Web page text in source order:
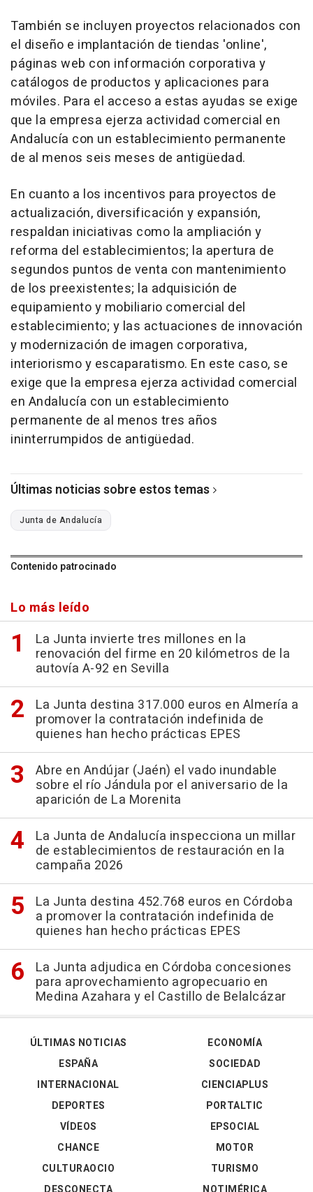
También se incluyen proyectos relacionados con
el diseño e implantación de tiendas 'online',
páginas web con información corporativa y
catálogos de productos y aplicaciones para
móviles. Para el acceso a estas ayudas se exige
que la empresa ejerza actividad comercial en
Andalucía con un establecimiento permanente
de al menos seis meses de antigüedad.
En cuanto a los incentivos para proyectos de
actualización, diversificación y expansión,
respaldan iniciativas como la ampliación y
reforma del establecimientos; la apertura de
segundos puntos de venta con mantenimiento
de los preexistentes; la adquisición de
equipamiento y mobiliario comercial del
establecimiento; y las actuaciones de innovación
y modernización de imagen corporativa,
interiorismo y escaparatismo. En este caso, se
exige que la empresa ejerza actividad comercial
en Andalucía con un establecimiento
permanente de al menos tres años
ininterrumpidos de antigüedad.
Últimas noticias sobre estos temas
Junta de Andalucía
Contenido patrocinado
Lo más leído
La Junta invierte tres millones en la
renovación del firme en 20 kilómetros de la
autovía A-92 en Sevilla
La Junta destina 317.000 euros en Almería a
promover la contratación indefinida de
quienes han hecho prácticas EPES
Abre en Andújar (Jaén) el vado inundable
sobre el río Jándula por el aniversario de la
aparición de La Morenita
La Junta de Andalucía inspecciona un millar
de establecimientos de restauración en la
campaña 2026
La Junta destina 452.768 euros en Córdoba
a promover la contratación indefinida de
quienes han hecho prácticas EPES
La Junta adjudica en Córdoba concesiones
para aprovechamiento agropecuario en
Medina Azahara y el Castillo de Belalcázar
ÚLTIMAS NOTICIAS
ESPAÑA
INTERNACIONAL
DEPORTES
VÍDEOS
ECONOMÍA
SOCIEDAD
CIENCIAPLUS
PORTALTIC
EPSOCIAL
CHANCE
CULTURAOCIO
MOTOR
TURISMO